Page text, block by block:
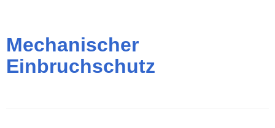
Mechanischer
Einbruchschutz